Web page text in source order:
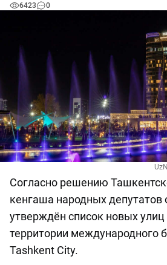
6423 0
Согласно решению
кенгаша народных депутатов
утверждён список новых
территории международного
Tashkent City.